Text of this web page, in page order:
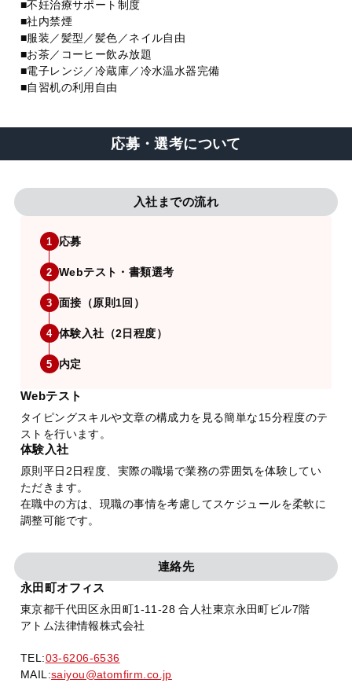
■不妊治療サポート制度
■社内禁煙
■服装／髪型／髪色／ネイル自由
■お茶／コーヒー飲み放題
■電子レンジ／冷蔵庫／冷水温水器完備
■自習机の利用自由
応募・選考について
入社までの流れ
1 応募
2 Webテスト・書類選考
3 面接（原則1回）
4 体験入社（2日程度）
5 内定
Webテスト
タイピングスキルや文章の構成力を見る簡単な15分程度のテ
ストを行います。
体験入社
原則平日2日程度、実際の職場で業務の雰囲気を体験してい
ただきます。
在職中の方は、現職の事情を考慮してスケジュールを柔軟に
調整可能です。
連絡先
永田町オフィス
東京都千代田区永田町1-11-28 合人社東京永田町ビル7階
アトム法律情報株式会社
TEL:03-6206-6536
MAIL:saiyou@atomfirm.co.jp